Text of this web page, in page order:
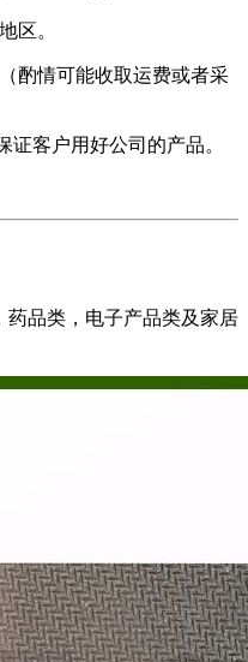
区。
酌情可能收取运费或者采
客户用好公司的产品。
药品类，电子产品类及家居